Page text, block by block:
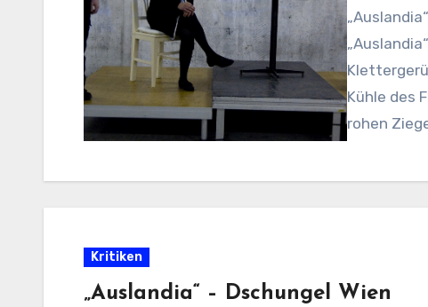
Kühle des
rohen
Kritiken
„Auslandia“ – Dschungel Wien